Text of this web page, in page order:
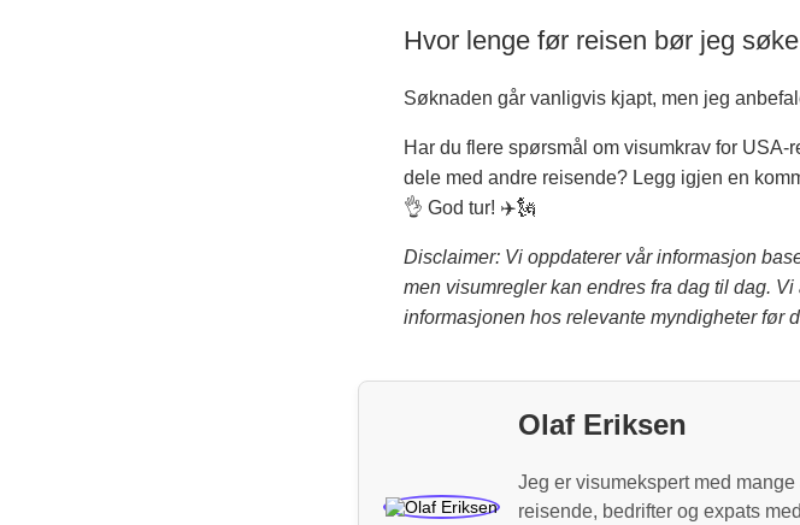
Hvor lenge før reisen bør jeg
Søknaden går vanligvis kjapt, men jeg
Har du flere spørsmål om visumkrav for
dele med andre reisende? Legg igjen en
👌 God tur! ✈️🗽
Disclaimer: Vi oppdaterer vår informasjon
men visumregler kan endres fra dag til dag.
informasjonen hos relevante myndigheter før
Olaf Eriksen
Jeg er visumekspert med
reisende, bedrifter og expats